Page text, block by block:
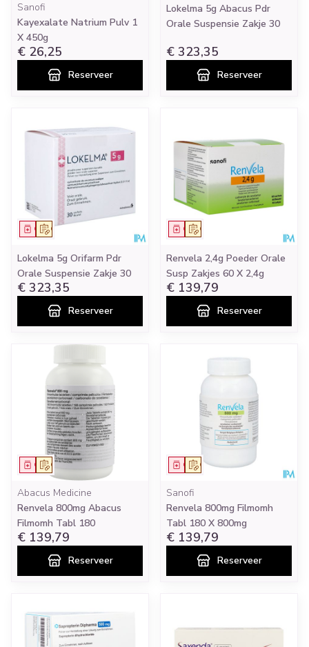
Sanofi
Kayexalate Natrium Pulv 1
X 450g
€ 26,25
Reserveer
Lokelma 5g Abacus Pdr
Orale Suspensie Zakje 30
€ 323,35
Reserveer
Op voorschrift
Geneesmiddel
Lokelma 5g Orifarm Pdr
Orale Suspensie Zakje 30
€ 323,35
Reserveer
Op voorschrift
Geneesmiddel
Renvela 2,4g Poeder Orale
Susp Zakjes 60 X 2,4g
€ 139,79
Reserveer
Op voorschrift
Geneesmiddel
Abacus Medicine
Renvela 800mg Abacus
Filmomh Tabl 180
€ 139,79
Reserveer
Op voorschrift
Geneesmiddel
Sanofi
Renvela 800mg Filmomh
Tabl 180 X 800mg
€ 139,79
Reserveer